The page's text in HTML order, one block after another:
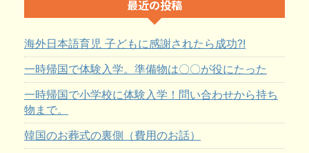
最近の投稿
海外日本語育児 子どもに感謝されたら成功?!
一時帰国で体験入学。準備物は〇〇が役にたった
一時帰国で小学校に体験入学！問い合わせから持ち
物まで。
韓国のお葬式の裏側（費用のお話）